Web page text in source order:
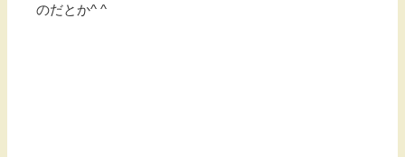
のだとか^ ^